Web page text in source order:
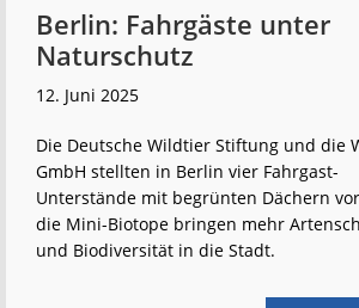
Berlin: Fahrgäste unter
Naturschutz
12. Juni 2025
Die Deutsche Wildtier Stiftung und die
GmbH stellten in Berlin vier Fahrgast-
Unterstände mit begrünten Dächern
die Mini-Biotope bringen mehr
und Biodiversität in die Stadt.